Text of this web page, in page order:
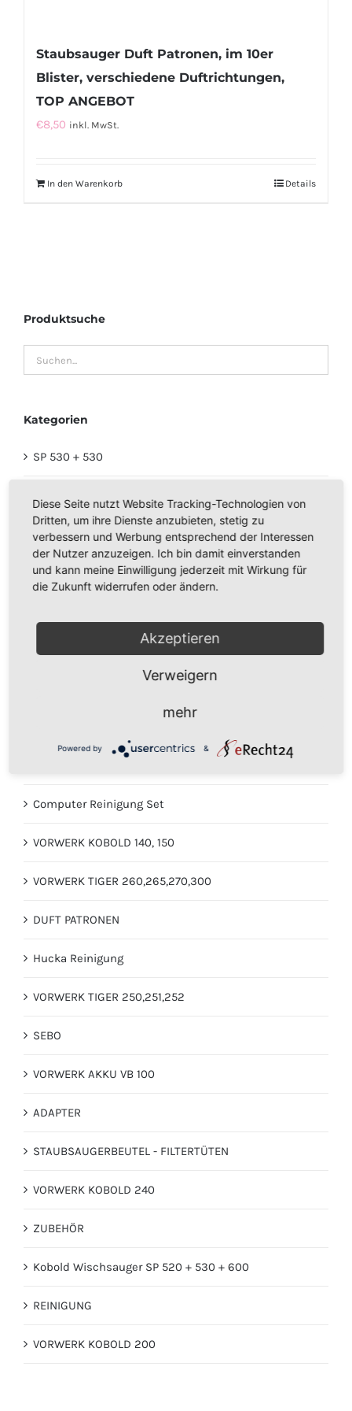
Staubsauger Duft Patronen, im 10er
Blister, verschiedene Duftrichtungen,
TOP ANGEBOT
€8,50 inkl. MwSt.
In den Warenkorb Details
Produktsuche
Kategorien
SP 530 + 530
SP 600
VORWERK KOBOLD VK 115, 116, 117
VORWERK KOBOLD 130, 131, 131sc
GEBRAUCHTE VORWERK STAUBSAUGER
Computer Reinigung Set
VORWERK KOBOLD 140, 150
VORWERK TIGER 260,265,270,300
DUFT PATRONEN
Hucka Reinigung
VORWERK TIGER 250,251,252
SEBO
VORWERK AKKU VB 100
ADAPTER
STAUBSAUGERBEUTEL - FILTERTÜTEN
VORWERK KOBOLD 240
ZUBEHÖR
Kobold Wischsauger SP 520 + 530 + 600
REINIGUNG
VORWERK KOBOLD 200
Diese Seite nutzt Website Tracking-Technologien von
Dritten, um ihre Dienste anzubieten, stetig zu
verbessern und Werbung entsprechend der Interessen
der Nutzer anzuzeigen. Ich bin damit einverstanden
und kann meine Einwilligung jederzeit mit Wirkung für
die Zukunft widerrufen oder ändern.
Akzeptieren
Verweigern
mehr
Powered by &